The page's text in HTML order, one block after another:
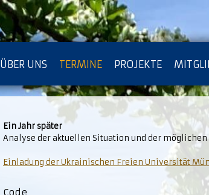
ÜBER UNS TERMINE PROJEKTE
IMPRESSUM [KOPIE] DATENSCHUTZ
Ein Jahr später
Analyse der aktuellen Situation und der
Einladung der Ukrainischen Freien Universität
Code